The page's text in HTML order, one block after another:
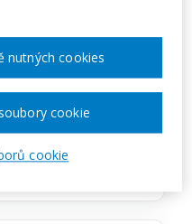
pořadatele
cookie
nutných cookies
cookie